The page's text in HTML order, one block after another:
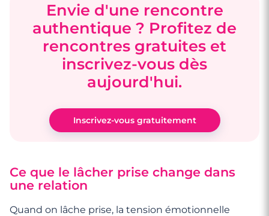
Envie d'une rencontre
authentique ? Profitez de
rencontres gratuites et
inscrivez-vous dès
aujourd'hui.
Inscrivez-vous gratuitement
Ce que le lâcher prise change dans
une relation
Quand on lâche prise, la tension émotionnelle